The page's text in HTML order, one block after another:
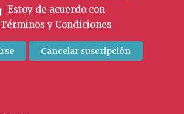
Estoy de acuerdo con
Términos y Condiciones